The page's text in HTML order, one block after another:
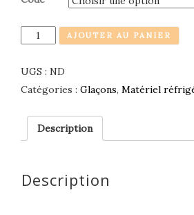
Quantité AJOUTER AU PANIER
UGS : ND
Catégories : Glaçons, Matériel
Description
Description